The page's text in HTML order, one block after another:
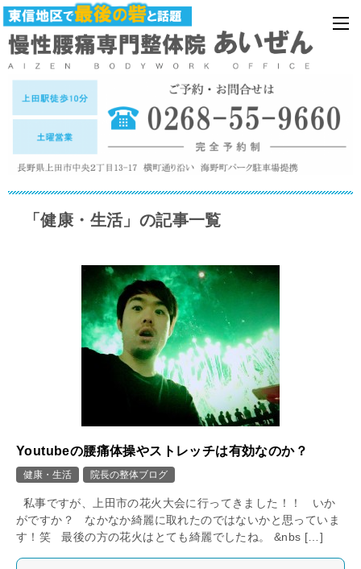
「健康・生活」の記事一覧
Youtubeの腰痛体操やストレッチは有効なのか？
健康・生活 院長の整体ブログ
私事ですが、上田市の花火大会に行ってきました！！ いか
がですか？ なかなか綺麗に取れたのではないかと思っていま
す！笑 最後の方の花火はとても綺麗でしたね。 &nbs […]